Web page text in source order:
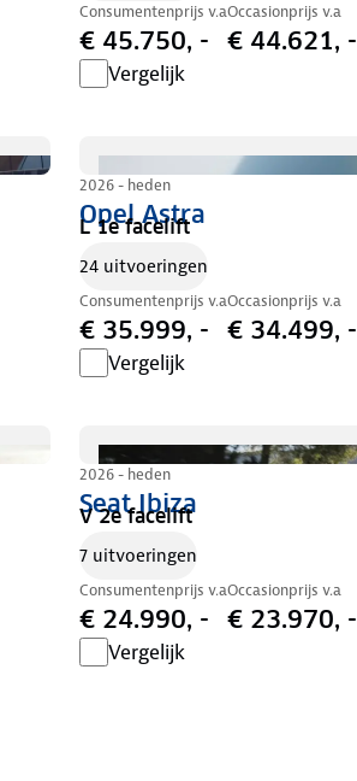
Consumentenprijs v.a
€ 45.750, -
Occasionprijs v.a
€ 44.621, -
Vergelijk
Opel Astra
2026 - heden
L 1e facelift
24 uitvoeringen
Consumentenprijs v.a
€ 35.999, -
Occasionprijs v.a
€ 34.499, -
Vergelijk
Seat Ibiza
2026 - heden
V 2e facelift
7 uitvoeringen
Consumentenprijs v.a
€ 24.990, -
Occasionprijs v.a
€ 23.970, -
Vergelijk